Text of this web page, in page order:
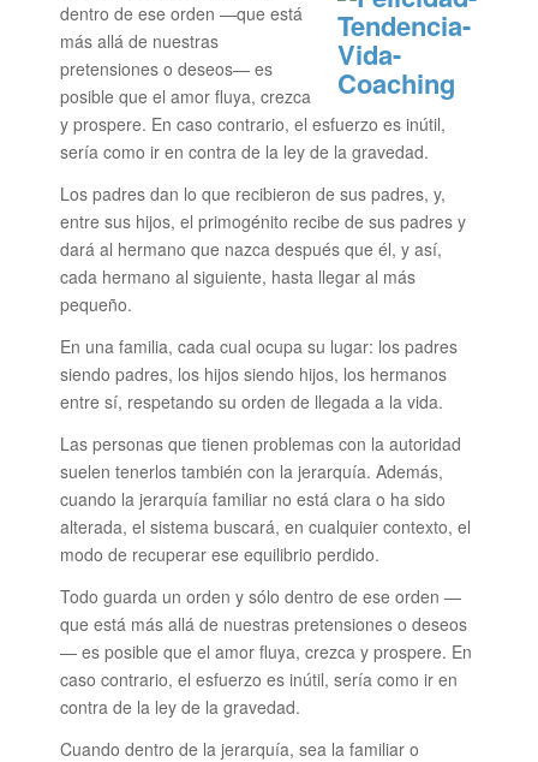
dentro de ese orden —que está
más allá de nuestras
pretensiones o deseos— es
posible que el amor fluya, crezca
y prospere. En caso contrario, el esfuerzo es inútil,
sería como ir en contra de la ley de la gravedad.
Los padres dan lo que recibieron de sus padres, y,
entre sus hijos, el primogénito recibe de sus padres y
dará al hermano que nazca después que él, y así,
cada hermano al siguiente, hasta llegar al más
pequeño.
En una familia, cada cual ocupa su lugar: los padres
siendo padres, los hijos siendo hijos, los hermanos
entre sí, respetando su orden de llegada a la vida.
Las personas que tienen problemas con la autoridad
suelen tenerlos también con la jerarquía. Además,
cuando la jerarquía familiar no está clara o ha sido
alterada, el sistema buscará, en cualquier contexto, el
modo de recuperar ese equilibrio perdido.
Todo guarda un orden y sólo dentro de ese orden —
que está más allá de nuestras pretensiones o deseos
— es posible que el amor fluya, crezca y prospere. En
caso contrario, el esfuerzo es inútil, sería como ir en
contra de la ley de la gravedad.
Cuando dentro de la jerarquía, sea la familiar o